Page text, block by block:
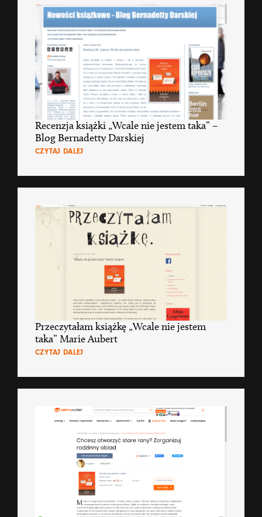
Recenzja książki „Wcale nie jestem taka” –
Blog Bernadetty Darskiej
CZYTAJ DALEJ
Przeczytałam książkę „Wcale nie jestem
taka” Marie Aubert
CZYTAJ DALEJ